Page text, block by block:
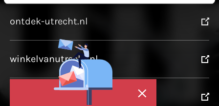
ontdek-utrecht.nl
winkelvanutrecht.nl